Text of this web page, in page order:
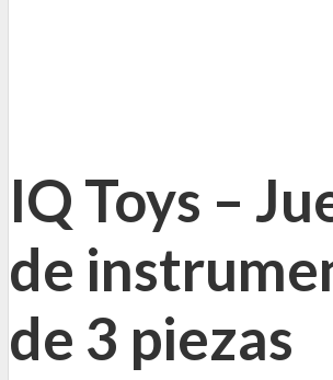
IQ Toys –
de
de 3 piezas